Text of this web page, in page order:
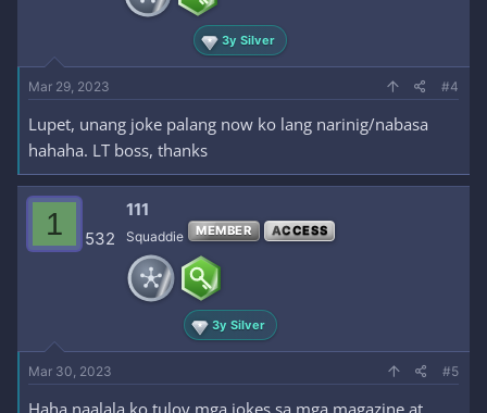
3y Silver
Mar 29, 2023 #4
Lupet, unang joke palang now ko lang narinig/nabasa
hahaha. LT boss, thanks
1 532
111
Squaddie MEMBER ACCESS
3y Silver
Mar 30, 2023 #5
Haha naalala ko tuloy mga jokes sa mga magazine at